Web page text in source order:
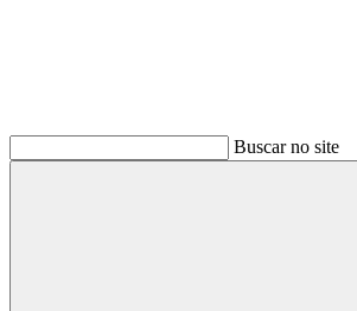
Buscar no site